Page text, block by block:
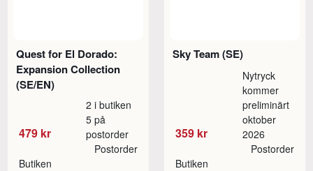
Quest for El Dorado:
Expansion Collection
(SE/EN)
479 kr
2 i butiken
5 på
postorder
Butiken
Postorder
Sky Team (SE)
359 kr
Nytryck
kommer
preliminärt
oktober
2026
Butiken
Postorder